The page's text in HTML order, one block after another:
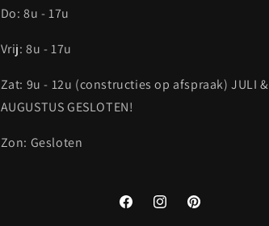
Do: 8u - 17u
Vrij: 8u - 17u
Zat: 9u - 12u (constructies op afspraak) JULI &
AUGUSTUS GESLOTEN!
Zon: Gesloten
FacebookInstagramPinterest